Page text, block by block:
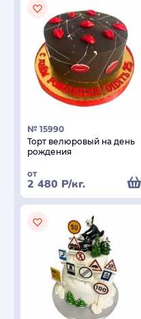
№ 15990
Торт велюровый на день
рождения
от
2 480 Р/кг.